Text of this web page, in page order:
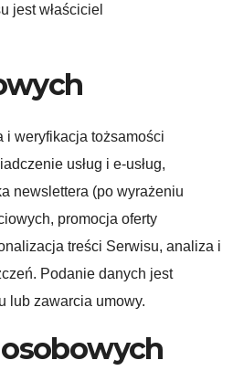
jest właściciel
i weryfikacja tożsamości
usług i e-usług,
newslettera (po wyrażeniu
promocja oferty
treści Serwisu, analiza i
Podanie danych jest
lub zawarcia umowy.